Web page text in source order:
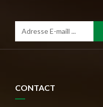
CONTACT